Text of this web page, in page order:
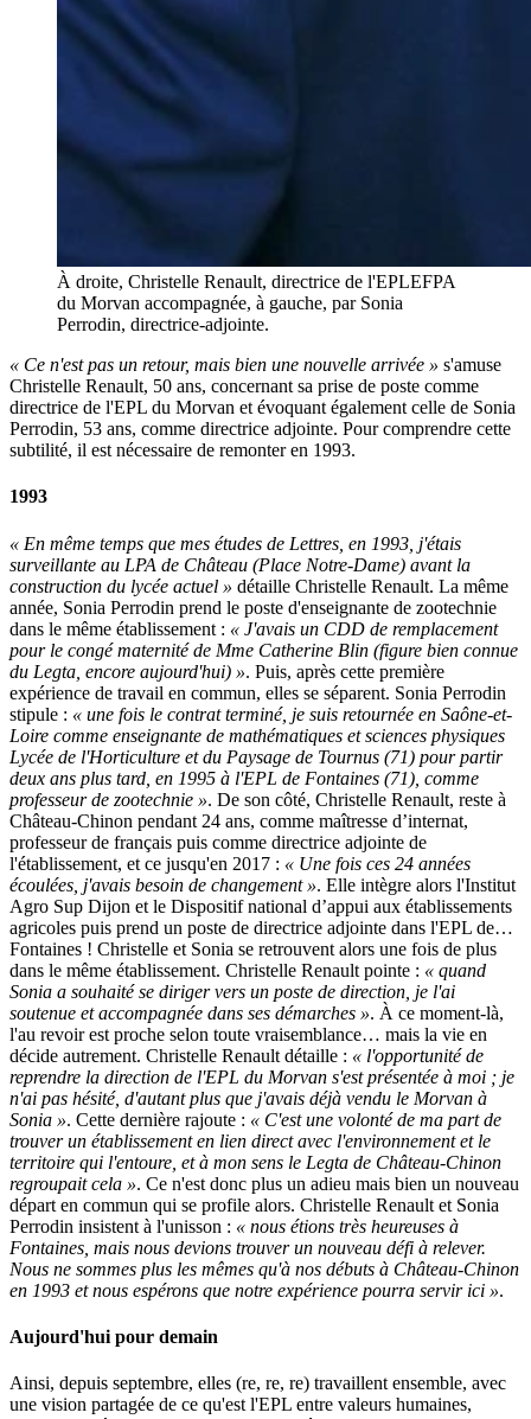
À droite, Christelle Renault, directrice de l'EPLEFPA
du Morvan accompagnée, à gauche, par Sonia
Perrodin, directrice-adjointe.
« Ce n'est pas un retour, mais bien une nouvelle arrivée » s'amuse
Christelle Renault, 50 ans, concernant sa prise de poste comme
directrice de l'EPL du Morvan et évoquant également celle de Sonia
Perrodin, 53 ans, comme directrice adjointe. Pour comprendre cette
subtilité, il est nécessaire de remonter en 1993.
1993
« En même temps que mes études de Lettres, en 1993, j'étais
surveillante au LPA de Château (Place Notre-Dame) avant la
construction du lycée actuel » détaille Christelle Renault. La même
année, Sonia Perrodin prend le poste d'enseignante de zootechnie
dans le même établissement : « J'avais un CDD de remplacement
pour le congé maternité de Mme Catherine Blin (figure bien connue
du Legta, encore aujourd'hui) ». Puis, après cette première
expérience de travail en commun, elles se séparent. Sonia Perrodin
stipule : « une fois le contrat terminé, je suis retournée en Saône-et-
Loire comme enseignante de mathématiques et sciences physiques
Lycée de l'Horticulture et du Paysage de Tournus (71) pour partir
deux ans plus tard, en 1995 à l'EPL de Fontaines (71), comme
professeur de zootechnie ». De son côté, Christelle Renault, reste à
Château-Chinon pendant 24 ans, comme maîtresse d’internat,
professeur de français puis comme directrice adjointe de
l'établissement, et ce jusqu'en 2017 : « Une fois ces 24 années
écoulées, j'avais besoin de changement ». Elle intègre alors l'Institut
Agro Sup Dijon et le Dispositif national d’appui aux établissements
agricoles puis prend un poste de directrice adjointe dans l'EPL de…
Fontaines ! Christelle et Sonia se retrouvent alors une fois de plus
dans le même établissement. Christelle Renault pointe : « quand
Sonia a souhaité se diriger vers un poste de direction, je l'ai
soutenue et accompagnée dans ses démarches ». À ce moment-là,
l'au revoir est proche selon toute vraisemblance… mais la vie en
décide autrement. Christelle Renault détaille : « l'opportunité de
reprendre la direction de l'EPL du Morvan s'est présentée à moi ; je
n'ai pas hésité, d'autant plus que j'avais déjà vendu le Morvan à
Sonia ». Cette dernière rajoute : « C'est une volonté de ma part de
trouver un établissement en lien direct avec l'environnement et le
territoire qui l'entoure, et à mon sens le Legta de Château-Chinon
regroupait cela ». Ce n'est donc plus un adieu mais bien un nouveau
départ en commun qui se profile alors. Christelle Renault et Sonia
Perrodin insistent à l'unisson : « nous étions très heureuses à
Fontaines, mais nous devions trouver un nouveau défi à relever.
Nous ne sommes plus les mêmes qu'à nos débuts à Château-Chinon
en 1993 et nous espérons que notre expérience pourra servir ici ».
Aujourd'hui pour demain
Ainsi, depuis septembre, elles (re, re, re) travaillent ensemble, avec
une vision partagée de ce qu'est l'EPL entre valeurs humaines,